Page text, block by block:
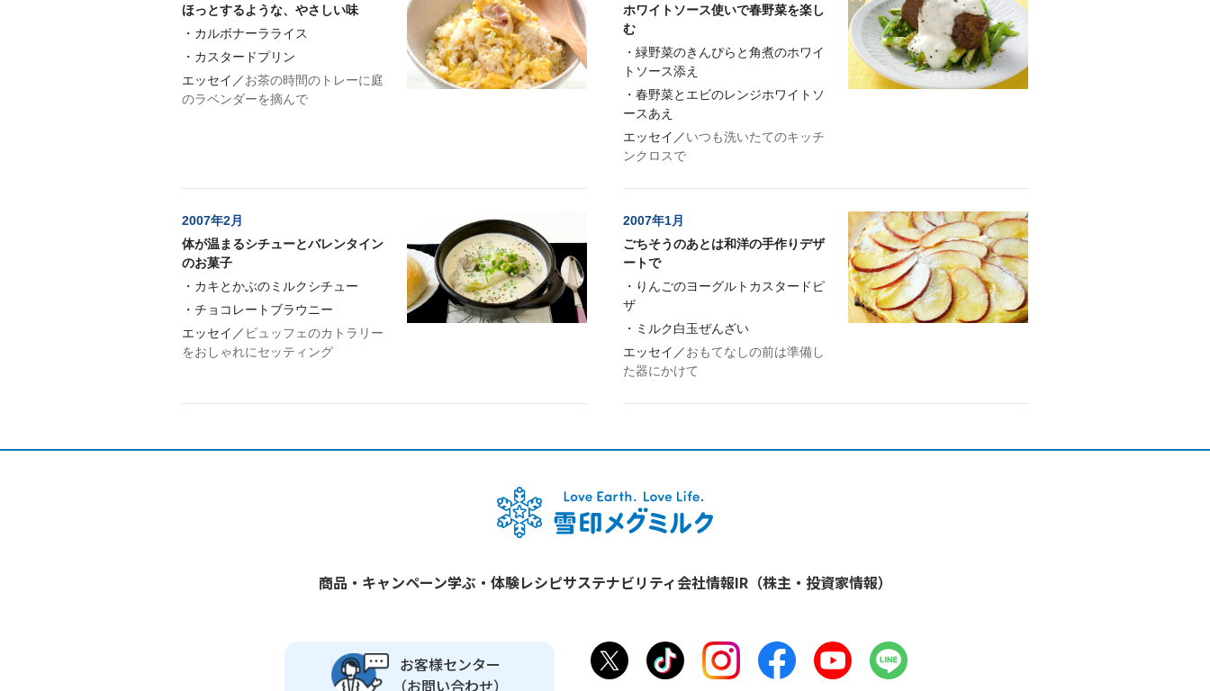
ほっとするような、やさしい味
・ カルボナーラライス
・ カスタードプリン
エッセイ／お茶の時間のトレーに庭
のラベンダーを摘んで
ホワイトソース使いで春野菜を楽し
む
・ 緑野菜のきんぴらと角煮のホワイ
トソース添え
・ 春野菜とエビのレンジホワイトソ
ースあえ
エッセイ／いつも洗いたてのキッチ
ンクロスで
2007年2月
体が温まるシチューとバレンタイン
のお菓子
・ カキとかぶのミルクシチュー
・ チョコレートブラウニー
エッセイ／ ビュッフェのカトラリー
をおしゃれにセッティング
2007年1月
ごちそうのあとは和洋の手作りデザ
ートで
・ りんごのヨーグルトカスタードピ
ザ
・ ミルク白玉ぜんざい
エッセイ／おもてなしの前は準備し
た器にかけて
商品・キャンペーン学ぶ・体験レシピサステナビリティ会社情報IR（株主・投資家情報）
お客様センター
（お問い合わせ）